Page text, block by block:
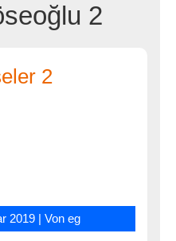
2
2
2019 | Voneg